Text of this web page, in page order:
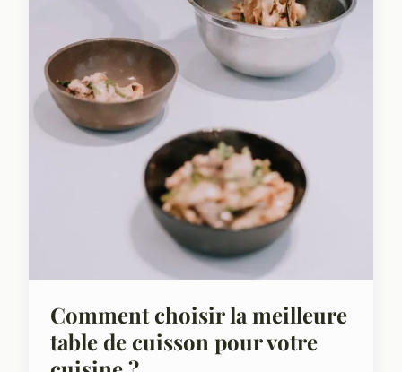
Comment choisir la meilleure
table de cuisson pour votre